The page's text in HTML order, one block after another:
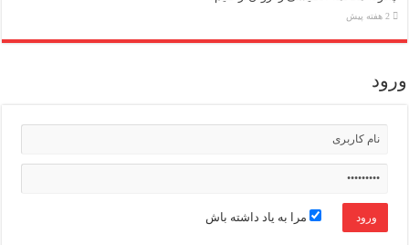
2 هفته پیش
ورود
مرا به یاد داشته باش